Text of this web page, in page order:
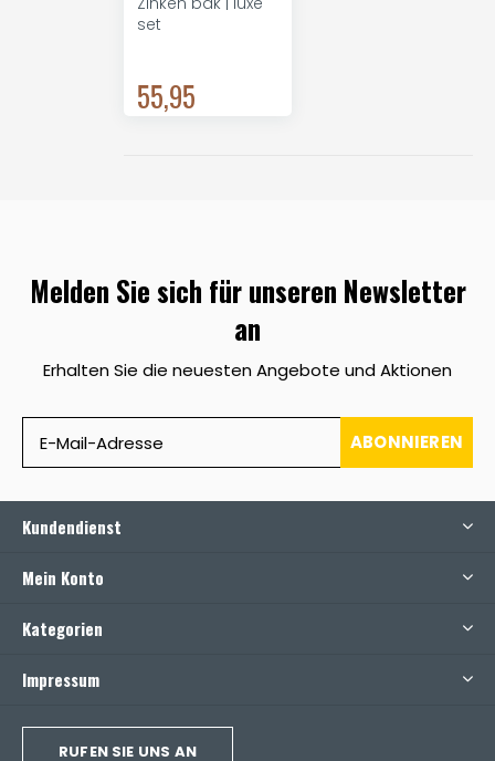
set
55,95
Melden Sie sich für unseren Newsletter
an
Erhalten Sie die neuesten Angebote und Aktionen
ABONNIEREN
Kundendienst
Mein Konto
Kategorien
Impressum
RUFEN SIE UNS AN